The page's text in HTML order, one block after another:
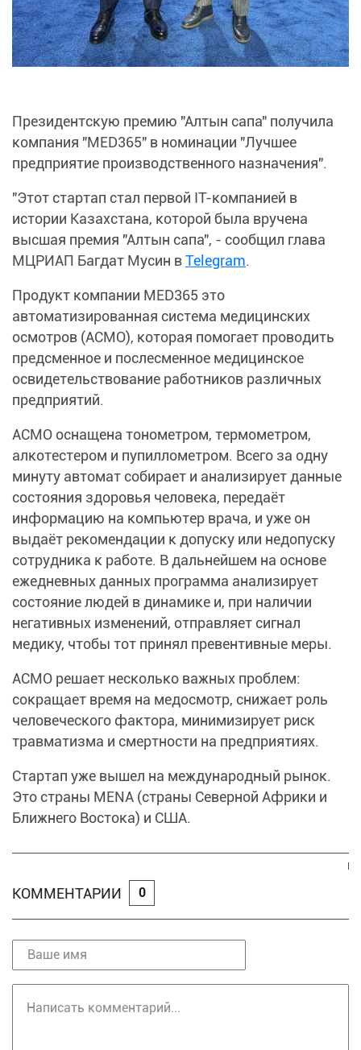
Президентскую премию "Алтын сапа" получила
компания "MED365" в номинации "Лучшее
предприятие производственного назначения".
"Этот стартап стал первой IT-компанией в
истории Казахстана, которой была вручена
высшая премия "Алтын сапа", - сообщил глава
МЦРИАП Багдат Мусин вTelegram.
Продукт компании MED365 это
автоматизированная система медицинских
осмотров (АСМО), которая помогает проводить
предсменное и послесменное медицинское
освидетельствование работников различных
предприятий.
АСМО оснащена тонометром, термометром,
алкотестером и пупиллометром. Всего за одну
минуту автомат собирает и анализирует данные
состояния здоровья человека, передаёт
информацию на компьютер врача, и уже он
выдаёт рекомендации к допуску или недопуску
сотрудника к работе. В дальнейшем на основе
ежедневных данных программа анализирует
состояние людей в динамике и, при наличии
негативных изменений, отправляет сигнал
медику, чтобы тот принял превентивные меры.
АСМО решает несколько важных проблем:
сокращает время на медосмотр, снижает роль
человеческого фактора, минимизирует риск
травматизма и смертности на предприятиях.
Стартап уже вышел на международный рынок.
Это страны MENA (страны Северной Африки и
Ближнего Востока) и США.
КОММЕНТАРИИ 0